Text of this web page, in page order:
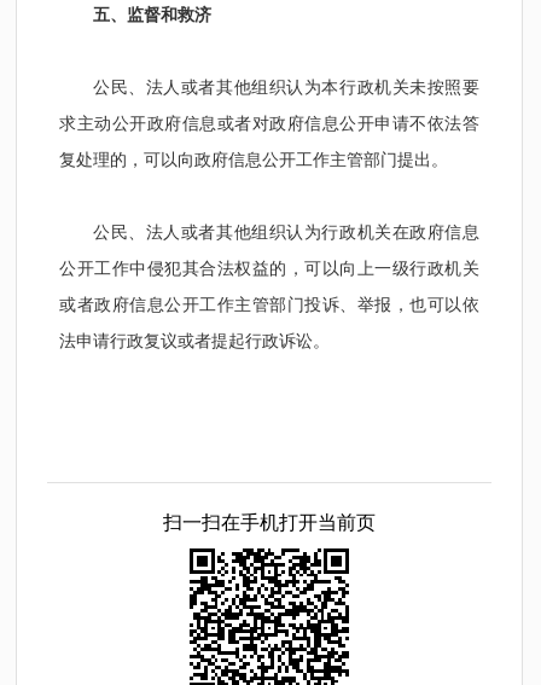
五、监督和救济
公民、法人或者其他组织认为本行政机关未按照要
求主动公开政府信息或者对政府信息公开申请不依法答
复处理的，可以向政府信息公开工作主管部门提出。
公民、法人或者其他组织认为行政机关在政府信息
公开工作中侵犯其合法权益的，可以向上一级行政机关
或者政府信息公开工作主管部门投诉、举报，也可以依
法申请行政复议或者提起行政诉讼。
扫一扫在手机打开当前页